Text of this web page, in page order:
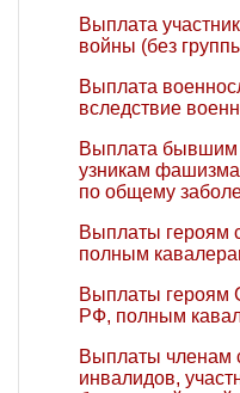
Выплата
войны (без
Выплата
вследствие
Выплата бывшим
узникам
по общему
Выплаты героям
полным
Выплаты героям
РФ, полным
Выплаты членам
инвалидов,